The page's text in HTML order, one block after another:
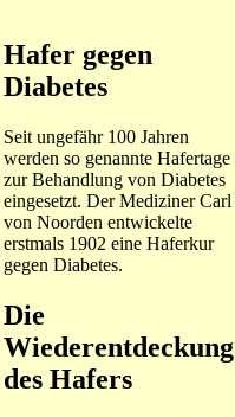
Hafer gegen
Diabetes
Seit ungefähr 100 Jahren
werden so genannte Hafertage
zur Behandlung von Diabetes
eingesetzt. Der Mediziner Carl
von Noorden entwickelte
erstmals 1902 eine Haferkur
gegen Diabetes.
Die
Wiederentdeckung
des Hafers